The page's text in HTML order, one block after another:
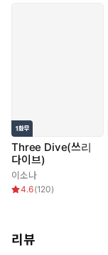
Three Dive(쓰리
다이브)
이소나
4.6(120)
리뷰